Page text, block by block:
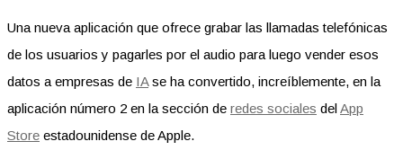
Una nueva aplicación que ofrece grabar las llamadas telefónicas
de los usuarios y pagarles por el audio para luego vender esos
datos a empresas de IAse ha convertido, increíblemente, en la
aplicación número 2 en la sección de redes sociales delApp
Store estadounidense de Apple.